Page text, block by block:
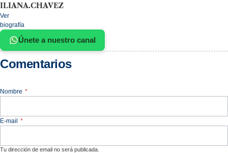
ILIANA.CHAVEZ
Ver
biografía
Únete a nuestro canal
Comentarios
Nombre *
E-mail *
Tu dirección de email no será publicada.